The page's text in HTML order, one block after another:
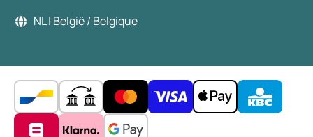
NL | België / Belgique